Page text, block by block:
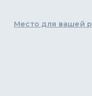
Место для вашей